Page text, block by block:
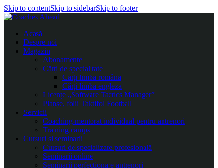
Skip to contentSkip to sidebarSkip to footer
Acasă
Despre noi
Magazin
Abonamente
Cărți de specialitate
Cărți limba română
Cărți limba engleza
Licențe „Software Tactics Manager”
Planșe, folii Taktifol Football
Servicii
Coaching-mentorat individual pentru antrenori
Training camps
Cursuri și seminarii
Cursuri de specializare profesională
Seminarii online
Seminarii perfecționare antrenori